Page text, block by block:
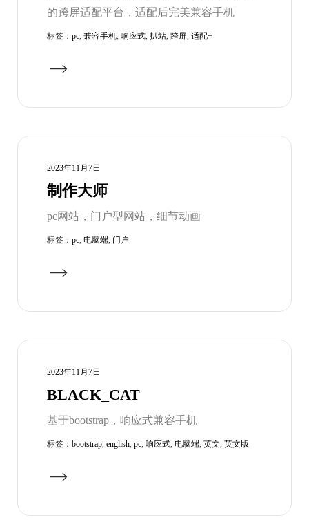
的跨屏适配平台，适配后完美兼容手机
标签： pc, 兼容手机, 响应式, 扒站, 跨屏, 适配+
2023年11月7日
制作大师
pc网站，门户型网站，细节动画
标签： pc, 电脑端, 门户
2023年11月7日
BLACK_CAT
基于bootstrap，响应式兼容手机
标签： bootstrap, english, pc, 响应式, 电脑端, 英文, 英文版